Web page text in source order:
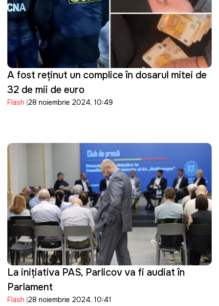
A fost reținut un complice în dosarul mitei de
32 de mii de euro
Flash 28 noiembrie 2024, 10:49
La inițiativa PAS, Parlicov va fi audiat în
Parlament
Flash 28 noiembrie 2024, 10:41